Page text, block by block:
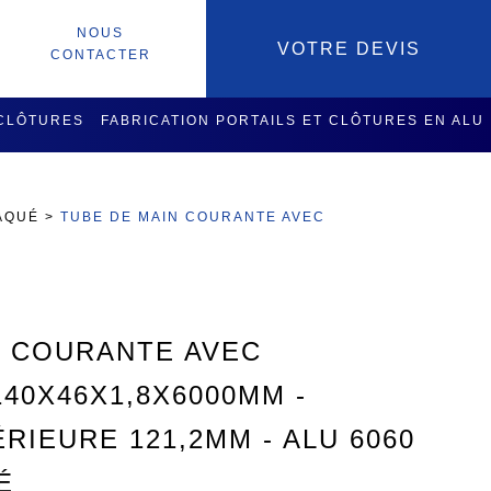
VOTRE DEVIS
NOUS
CONTACTER
FABRICATION PORTAILS ET CLÔTURES EN ALU
>TUBE DE MAIN COURANTE AVEC
AVEC
-
121,2MM - ALU 6060